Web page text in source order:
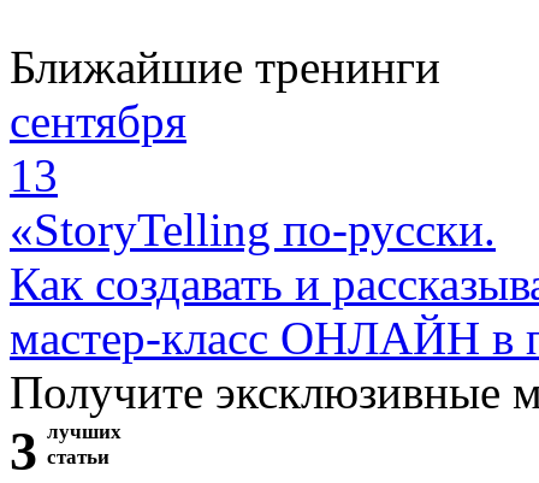
Ближайшие тренинги
сентября
13
«StoryTelling по-русски.
Как создавать и
мастер-класс ОНЛАЙН в
Получите эксклюзивные
3 лучших
статьи